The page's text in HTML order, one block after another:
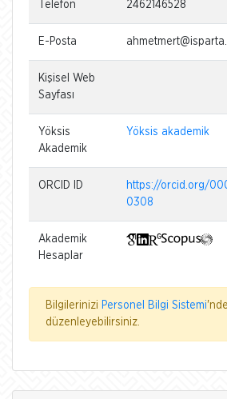
Telefon 2462146528
E-Posta
Kişisel Web
Sayfası
Yöksis
Akademik
Yöksis akademik
ORCID ID
https://orcid.org/
0308
Akademik
Hesaplar
Bilgilerinizi Personel Bilgi Sistemi
düzenleyebilirsiniz.